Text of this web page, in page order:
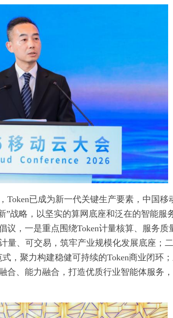
Token已成为新一代关键生产要素，中国移
”战略，以坚实的算网底座和泛在的智能服
议，一是重点围绕Token计量核算、服务质
、可交易，筑牢产业规模化发展底座；二
，聚力构建稳健可持续的Token商业闭环；
合、能力融合，打造优质行业智能体服务